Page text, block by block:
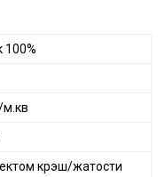
100%
м.кв
крэш/жатости
на узкие